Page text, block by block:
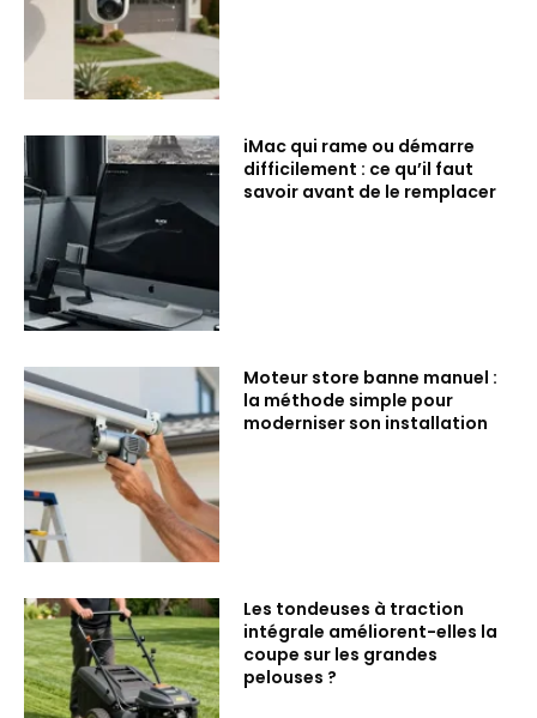
iMac qui rame ou démarre
difficilement : ce qu’il faut
savoir avant de le remplacer
Moteur store banne manuel :
la méthode simple pour
moderniser son installation
Les tondeuses à traction
intégrale améliorent-elles la
coupe sur les grandes
pelouses ?